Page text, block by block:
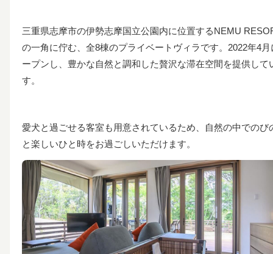
三重県志摩市の伊勢志摩国立公園内に位置するNEMU
の一角に佇む、全8棟のプライベートヴィラです。 2022年4月
ープンし、豊かな自然と調和した贅沢な滞在空間を提供して
す。
愛犬と過ごせる客室も用意されているため、自然の中でのび
と楽しいひと時をお過ごしいただけます。